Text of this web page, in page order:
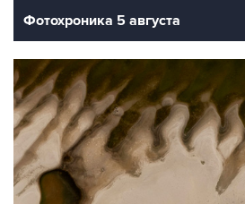
Фотохроника 5 августа